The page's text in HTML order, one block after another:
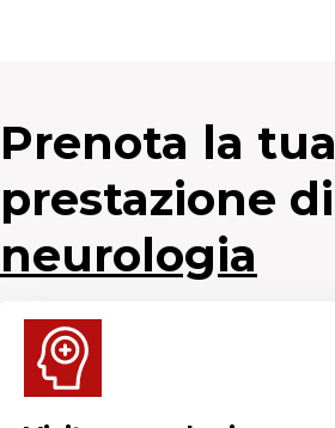
Prenota la tua
prestazione di
neurologia